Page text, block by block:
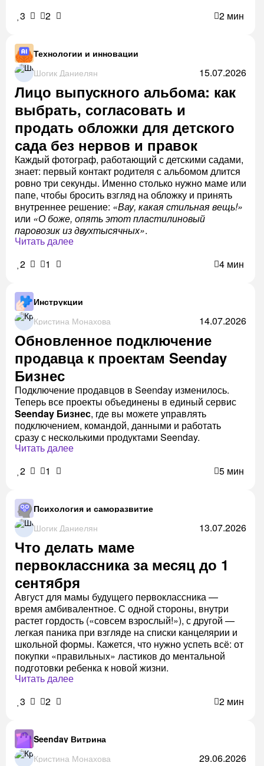
3
2 2 мин
Технологии и инновации
Шогик Даниелян
15.07.2026
Лицо выпускного альбома: как
выбрать, согласовать и
продать обложки для детского
сада без нервов и правок
Каждый фотограф, работающий с детскими садами,
знает: первый контакт родителя с альбомом длится
ровно три секунды. Именно столько нужно маме или
папе, чтобы бросить взгляд на обложку и принять
внутреннее решение: «Вау, какая стильная вещь!»
или «О боже, опять этот пластилиновый
паровозик из двухтысячных».
Читать далее
2
1 4 мин
Инструкции
Кристина Монахова
14.07.2026
Обновленное подключение
продавца к проектам Seenday
Бизнес
Подключение продавцов в Seenday изменилось.
Теперь все проекты объединены в единый сервис
Seenday Бизнес, где вы можете управлять
подключением, командой, данными и работать
сразу с несколькими продуктами Seenday.
Читать далее
2
1 5 мин
Психология и саморазвитие
Шогик Даниелян
13.07.2026
Что делать маме
первоклассника за месяц до 1
сентября
Август для мамы будущего первоклассника —
время амбивалентное. С одной стороны, внутри
растет гордость («совсем взрослый!»), с другой —
легкая паника при взгляде на списки канцелярии и
школьной формы. Кажется, что нужно успеть всё: от
покупки «правильных» ластиков до ментальной
подготовки ребенка к новой жизни.
Читать далее
3
2 2 мин
Seenday Витрина
Кристина Монахова
29.06.2026